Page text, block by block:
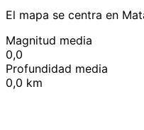
El mapa se centra en
Magnitud media
0,0
Profundidad media
0,0 km